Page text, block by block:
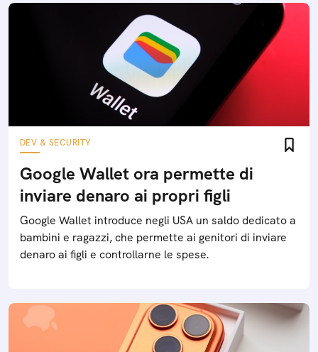
DEV & SECURITY
Google Wallet ora permette di
inviare denaro ai propri figli
Google Wallet introduce negli USA un saldo dedicato a
bambini e ragazzi, che permette ai genitori di inviare
denaro ai figli e controllarne le spese.